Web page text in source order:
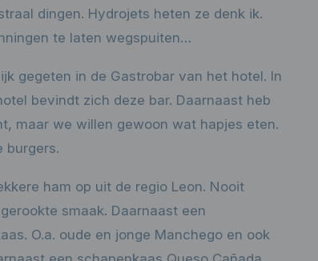
dingen. Hydrojets heten ze denk ik.
te laten wegspuiten…
gegeten in de Gastrobar van het hotel. In
bevindt zich deze bar. Daarnaast heb
maar we willen gewoon wat hapjes eten.
burgers.
ham op uit de regio Leon. Nooit
smaak. Daarnaast een
O.a. oude en jonge Manchego en ook